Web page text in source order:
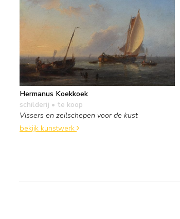
Hermanus Koekkoek
schilderij • te koop
Vissers en zeilschepen voor de kust
bekijk kunstwerk